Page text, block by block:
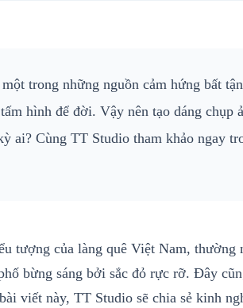
trong những nguồn cảm hứng bất
hình để đời. Vậy nên tạo dáng chụp
ai? Cùng TT Studio tham khảo ngay
tượng của làng quê Việt Nam, thường
bừng sáng bởi sắc đỏ rực rỡ. Đây
viết này, TT Studio sẽ chia sẻ kinh